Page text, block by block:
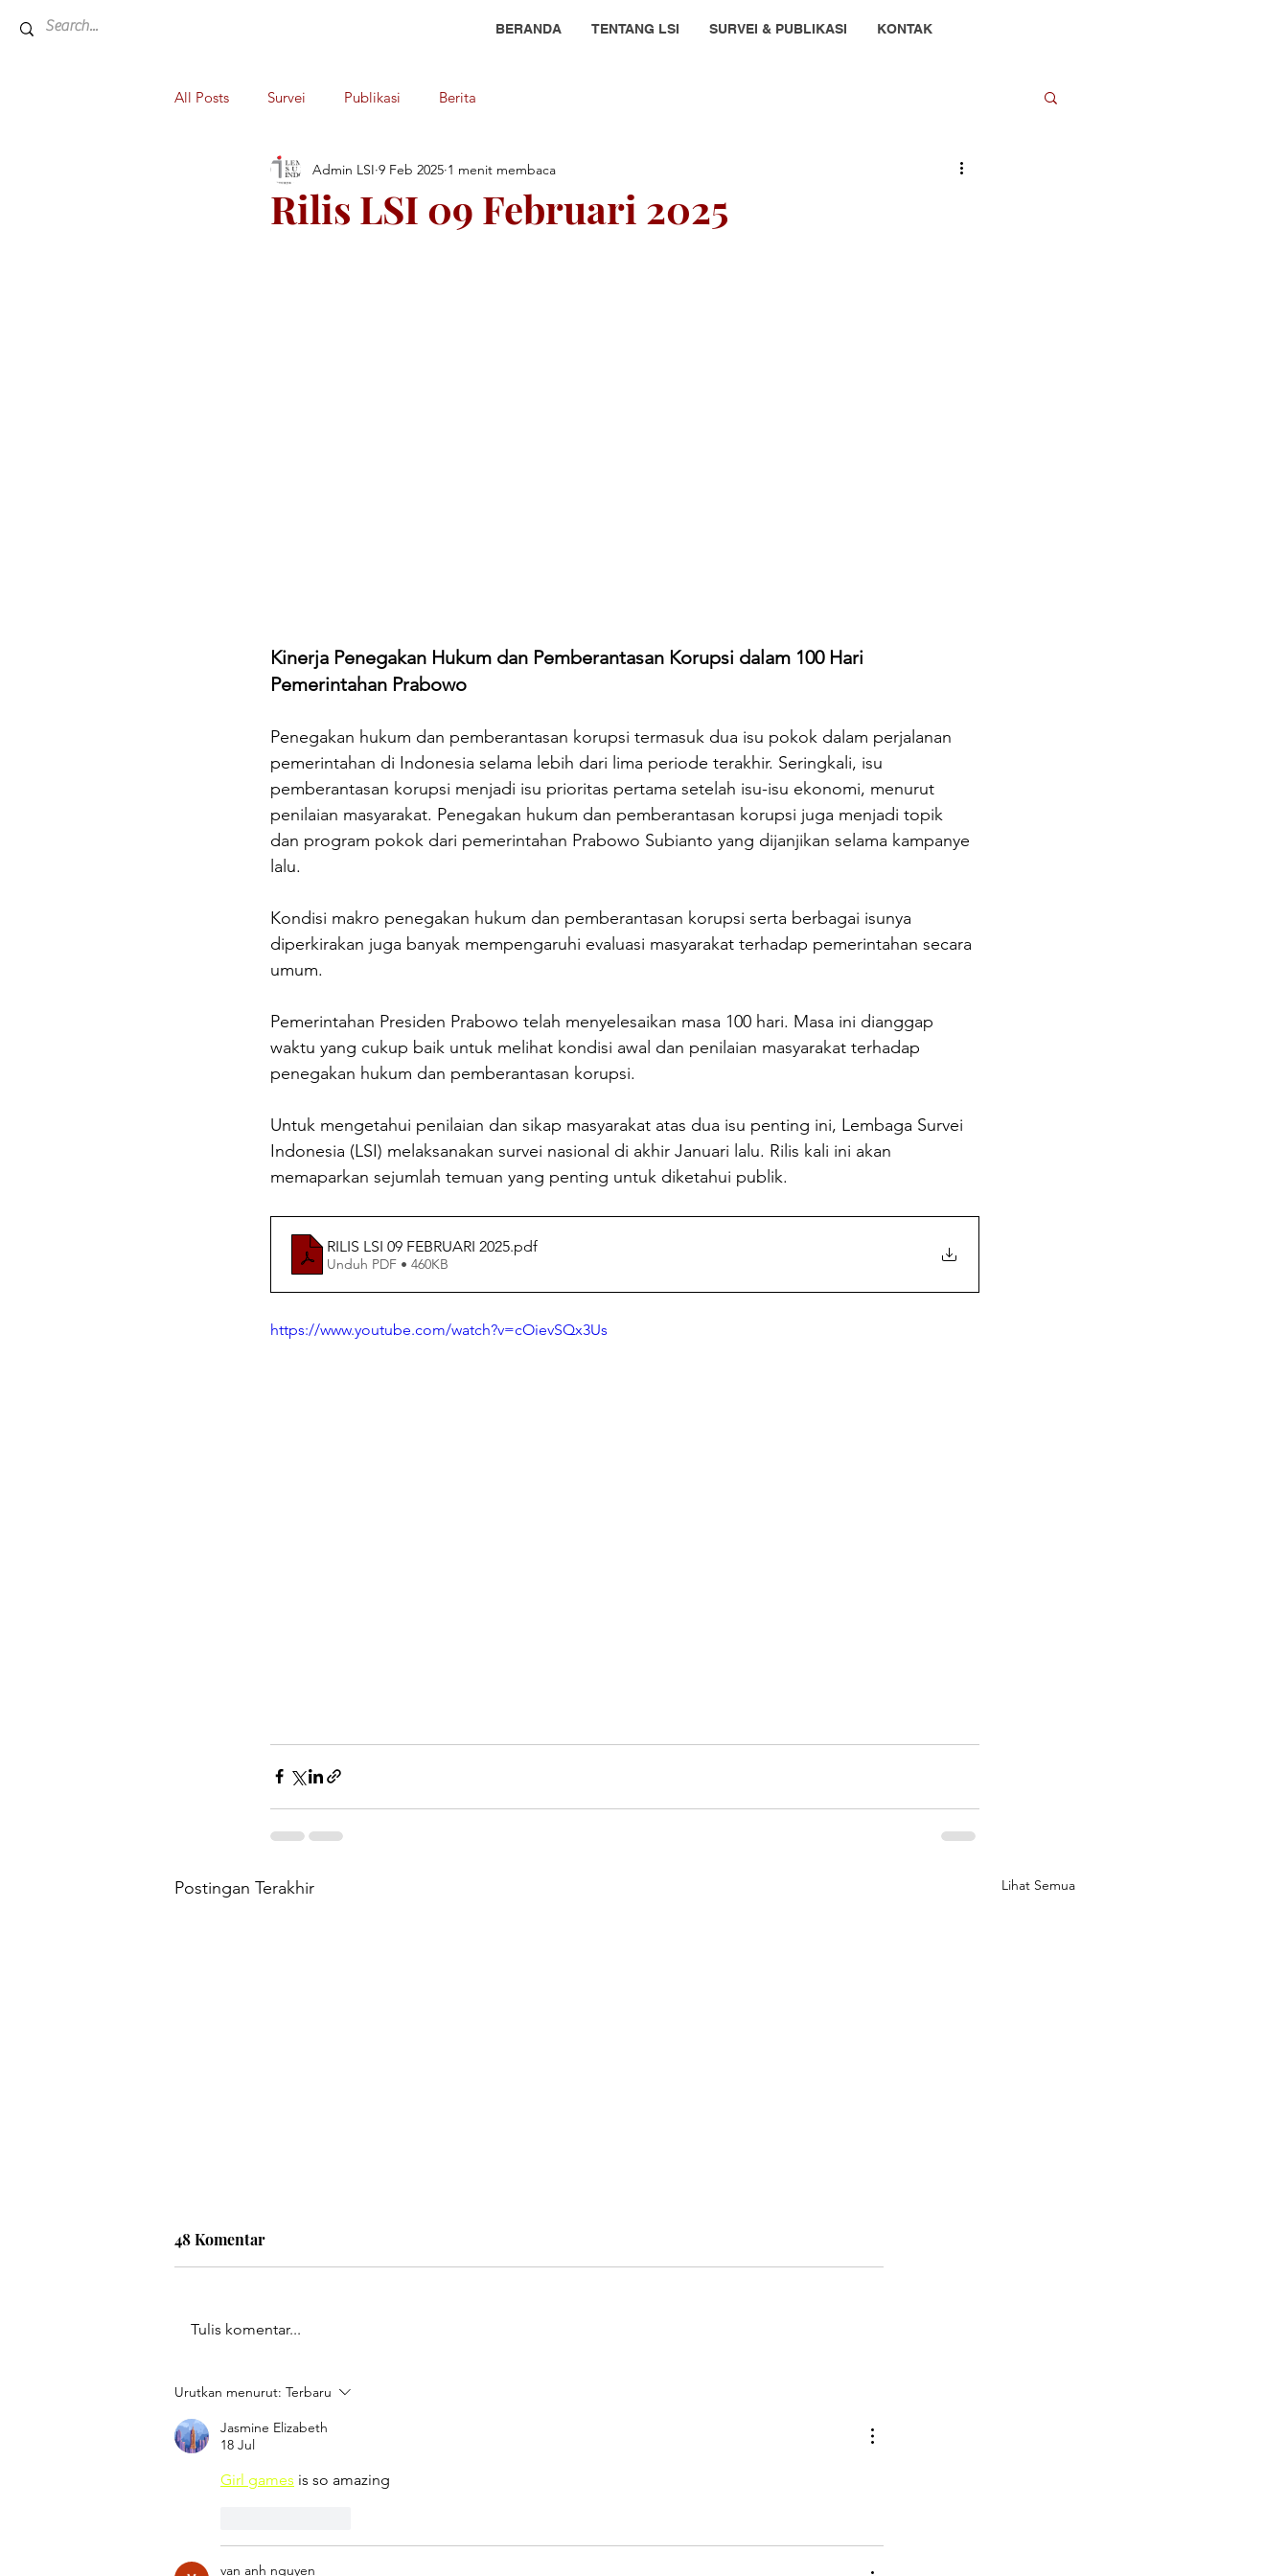
BERANDA TENTANG LSI SURVEI & PUBLIKASI KONTAK
All Posts Survei Publikasi Berita
Rilis LSI 09 Februari 2025
Admin LSI 9 Feb 2025 1 menit membaca
Kinerja Penegakan Hukum dan Pemberantasan Korupsi dalam 100 Hari
Pemerintahan Prabowo
Penegakan hukum dan pemberantasan korupsi termasuk dua isu pokok dalam perjalanan
pemerintahan di Indonesia selama lebih dari lima periode terakhir. Seringkali, isu
pemberantasan korupsi menjadi isu prioritas pertama setelah isu-isu ekonomi, menurut
penilaian masyarakat. Penegakan hukum dan pemberantasan korupsi juga menjadi topik
dan program pokok dari pemerintahan Prabowo Subianto yang dijanjikan selama kampanye
lalu.
Kondisi makro penegakan hukum dan pemberantasan korupsi serta berbagai isunya
diperkirakan juga banyak mempengaruhi evaluasi masyarakat terhadap pemerintahan secara
umum.
Pemerintahan Presiden Prabowo telah menyelesaikan masa 100 hari. Masa ini dianggap
waktu yang cukup baik untuk melihat kondisi awal dan penilaian masyarakat terhadap
penegakan hukum dan pemberantasan korupsi.
Untuk mengetahui penilaian dan sikap masyarakat atas dua isu penting ini, Lembaga Survei
Indonesia (LSI) melaksanakan survei nasional di akhir Januari lalu. Rilis kali ini akan
memaparkan sejumlah temuan yang penting untuk diketahui publik.
RILIS LSI 09 FEBRUARI 2025.pdf
Unduh PDF • 460KB
https://www.youtube.com/watch?v=cOievSQx3Us
Postingan Terakhir Lihat Semua
Rilis LSI Jawa Barat 23 Juli
48 Komentar
Tulis komentar...
Urutkan menurut: Terbaru
Jasmine Elizabeth
18 Jul
Girl games is so amazing
van anh nguyen